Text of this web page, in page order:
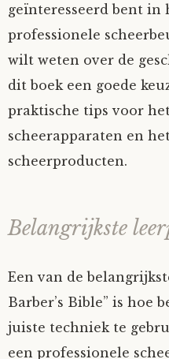
geïnteresseerd bent in
professionele
wilt weten over de
dit boek een goede
praktische tips voor
scheerapparaten en
scheerproducten.
Belangrijkste
Een van de
Barber’s Bible” is hoe
juiste techniek te
een professionele